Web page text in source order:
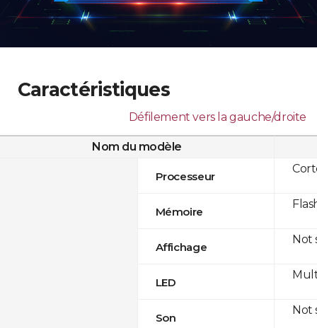
Caractéristiques
Défilement vers la gauche/droite
Nom du modèle
Processeur
Mémoire
Affichage
LED
Son
Not
Not